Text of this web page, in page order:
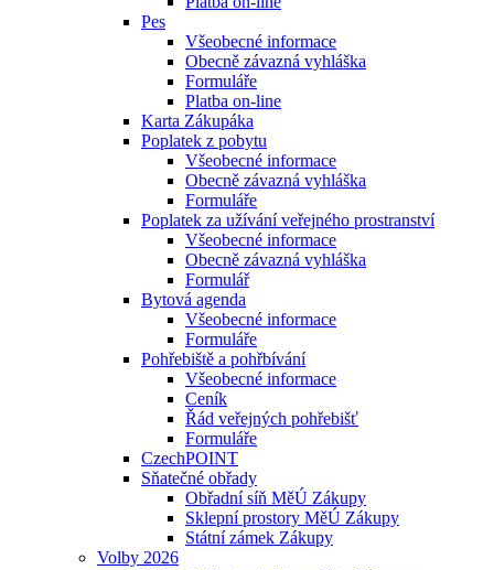
Pes
Všeobecné informace
Obecně závazná vyhláška
Formuláře
Platba on-line
Karta Zákupáka
Poplatek z pobytu
Všeobecné informace
Obecně závazná vyhláška
Formuláře
Poplatek za užívání veřejného prostranství
Všeobecné informace
Obecně závazná vyhláška
Formulář
Bytová agenda
Všeobecné informace
Formuláře
Pohřebiště a pohřbívání
Všeobecné informace
Ceník
Řád veřejných pohřebišť
Formuláře
CzechPOINT
Sňatečné obřady
Obřadní síň MěÚ Zákupy
Sklepní prostory MěÚ Zákupy
Státní zámek Zákupy
Volby 2026